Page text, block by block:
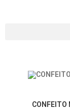
CONFEITO